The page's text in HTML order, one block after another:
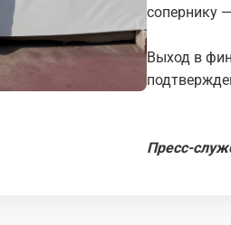
сопернику
Выход в
Пресс-